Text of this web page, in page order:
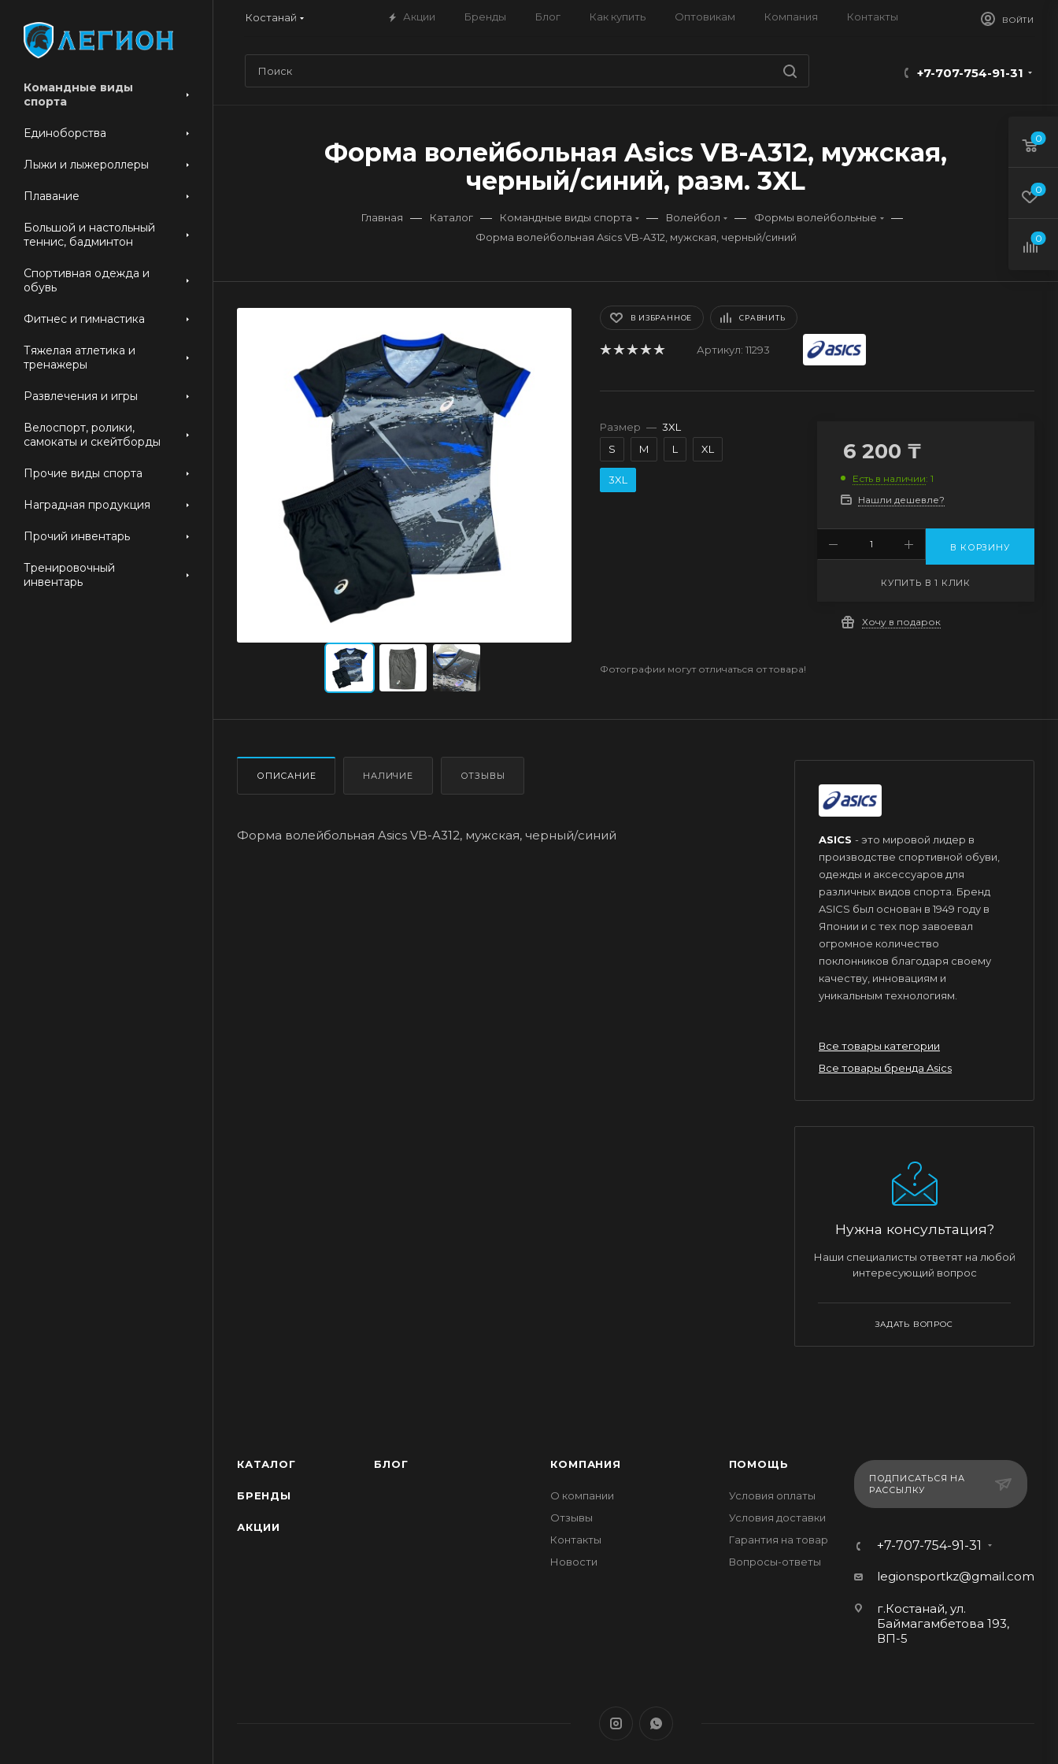
Костанай Акции Бренды Блог Как купить Оптовикам Компания Контакты ВОЙТИ
+7-707-754-91-31
Командные виды
спорта
Единоборства
Лыжи и лыжероллеры
Плавание
Большой и настольный
теннис, бадминтон
Спортивная одежда и
обувь
Фитнес и гимнастика
Тяжелая атлетика и
тренажеры
Развлечения и игры
Велоспорт, ролики,
самокаты и скейтборды
Прочие виды спорта
Наградная продукция
Прочий инвентарь
Тренировочный
инвентарь
Форма волейбольная Asics VB-A312, мужская,
черный/синий, разм. 3XL
Главная — Каталог — Командные виды спорта — Волейбол — Формы волейбольные —
Форма волейбольная Asics VB-A312, мужская, черный/синий
В ИЗБРАННОЕ СРАВНИТЬ
Артикул: 11293
Размер — 3XL
S
M L XL
3XL
6 200 ₸
Есть в наличии: 1
Нашли дешевле?
В КОРЗИНУ
КУПИТЬ В 1 КЛИК
Хочу в подарок
Фотографии могут отличаться от товара!
ОПИСАНИЕ НАЛИЧИЕ ОТЗЫВЫ
Форма волейбольная Asics VB-A312, мужская, черный/синий ASICS - это мировой лидер в
производстве спортивной обуви,
одежды и аксессуаров для
различных видов спорта. Бренд
ASICS был основан в 1949 году в
Японии и с тех пор завоевал
огромное количество
поклонников благодаря своему
качеству, инновациям и
уникальным технологиям.
Все товары категории
Все товары бренда Asics
Нужна консультация?
Наши специалисты ответят на любой
интересующий вопрос
ЗАДАТЬ ВОПРОС
КАТАЛОГ
БРЕНДЫ
АКЦИИ
БЛОГ КОМПАНИЯ
О компании
Отзывы
Контакты
Новости
ПОМОЩЬ
Условия оплаты
Условия доставки
Гарантия на товар
Вопросы-ответы
ПОДПИСАТЬСЯ НА
РАССЫЛКУ
+7-707-754-91-31
legionsportkz@gmail.com
г.Костанай, ул.
Баймагамбетова 193,
ВП-5
0
0
0